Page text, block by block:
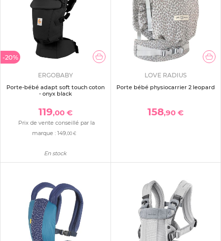
-20%
ERGOBABY
Porte-bébé adapt soft touch coton
- onyx black
119,00 €
Prix de vente conseillé par la
marque :149,00 €
En stock
LOVE RADIUS
Porte bébé physiocarrier 2 leopard
158,90 €